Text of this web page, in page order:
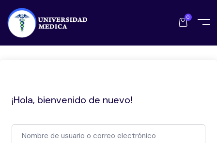
0
¡Hola, bienvenido de nuevo!